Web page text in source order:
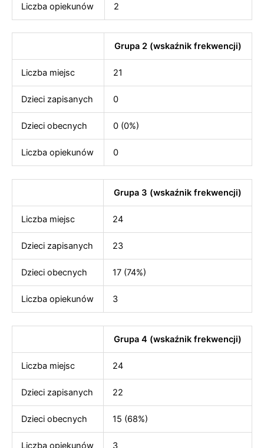
Liczba opiekunów 2
Grupa 2 (wskaźnik frekwencji)
Liczba miejsc 21
Dzieci zapisanych 0
Dzieci obecnych 0 (0%)
Liczba opiekunów 0
Grupa 3 (wskaźnik frekwencji)
Liczba miejsc 24
Dzieci zapisanych 23
Dzieci obecnych 17 (74%)
Liczba opiekunów 3
Grupa 4 (wskaźnik frekwencji)
Liczba miejsc 24
Dzieci zapisanych 22
Dzieci obecnych 15 (68%)
Liczba opiekunów 3